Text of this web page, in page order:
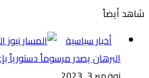
شاهد أيضاً
أخبار سياسية
البرهان يصدر مرسوماً